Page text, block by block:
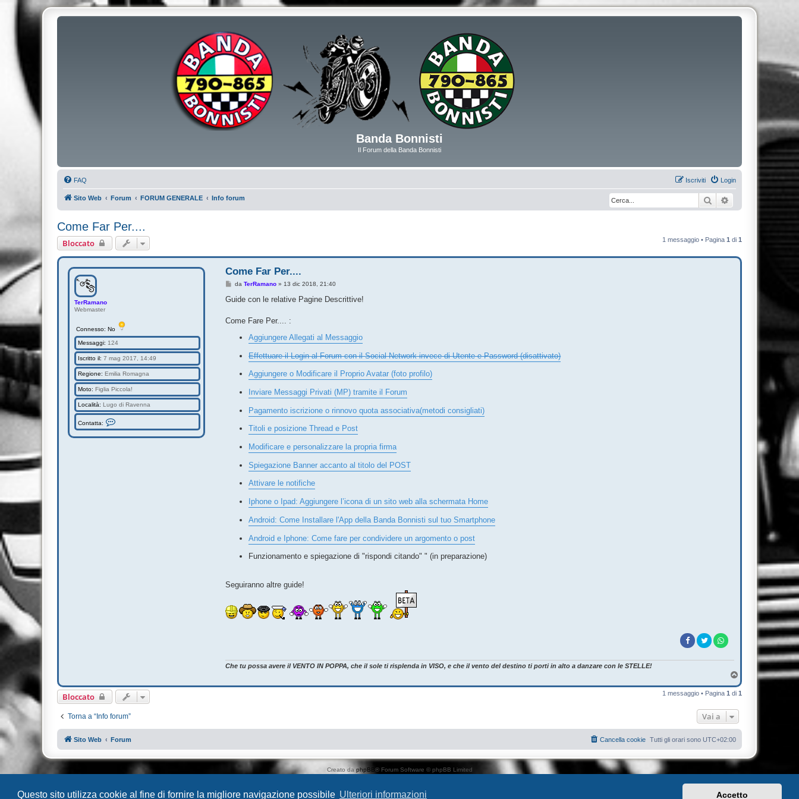
Questo sito utilizza cookie al fine di fornire la migliore navigazione possibile Ulteriori informazioni Accetto
Banda Bonnisti
Il Forum della Banda Bonnisti
FAQ Login
Iscriviti
Sito Web Forum FORUM GENERALE Info forum Cerca Ricerca avanzata
Come Far Per....
Bloccato 1 messaggio • Pagina 1 di 1
TerRamano
Webmaster
Connesso: No
Messaggi: 124
Iscritto il: 7 mag 2017, 14:49
Regione: Emilia Romagna
Moto: Figlia Piccola!
Località: Lugo di Ravenna
Contatta:
Come Far Per....
M
s
g
daTerRamano » 13 dic 2018, 21:40
Guide con le relative Pagine Descrittive!
Come Fare Per.... :
Aggiungere Allegati al Messaggio
Effettuare il Login al Forum con il Social Network invece di Utente e Password (disattivato)
Aggiungere o Modificare il Proprio Avatar (foto profilo)
Inviare Messaggi Privati (MP) tramite il Forum
Pagamento iscrizione o rinnovo quota associativa(metodi consigliati)
Titoli e posizione Thread e Post
Modificare e personalizzare la propria firma
Spiegazione Banner accanto al titolo del POST
Attivare le notifiche
Iphone o Ipad: Aggiungere l’icona di un sito web alla schermata Home
Android: Come Installare l'App della Banda Bonnisti sul tuo Smartphone
Android e Iphone: Come fare per condividere un argomento o post
Funzionamento e spiegazione di "rispondi citando" " (in preparazione)
Seguiranno altre guide!
Che tu possa avere il VENTO IN POPPA, che il sole ti risplenda in VISO, e che il vento del destino ti porti in alto a danzare con le STELLE!
o
p
Bloccato 1 messaggio • Pagina 1 di 1
Torna a “Info forum” Vai a
Sito Web Forum Tutti gli orari sono UTC+02:00
Cancella cookie
Creato da phpBB ® Forum Software © phpBB Limited
Privacy|Condizioni